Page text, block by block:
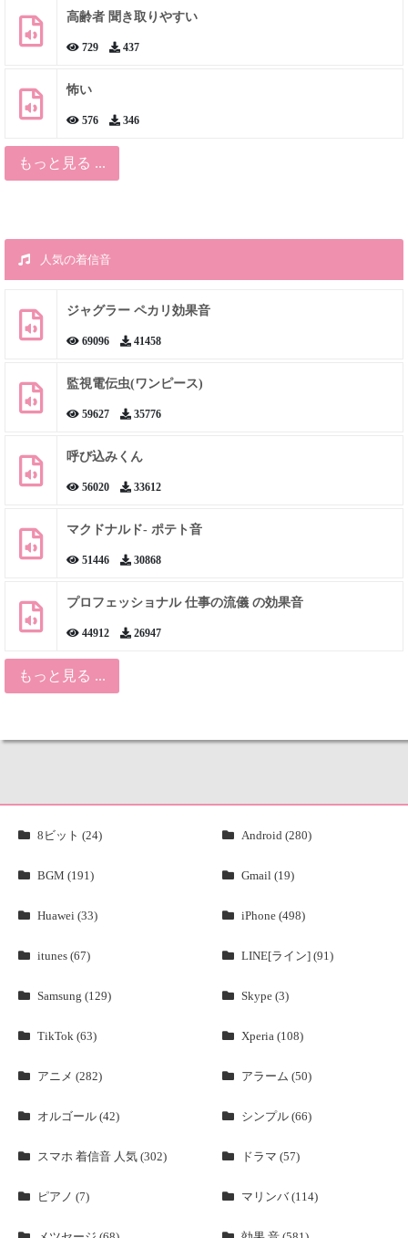
高齢者 聞き取りやすい
729 437
怖い
576 346
もっと見る ...
人気の着信音
ジャグラー ペカリ効果音
69096 41458
監視電伝虫(ワンピース)
59627 35776
呼び込みくん
56020 33612
マクドナルド- ポテト音
51446 30868
プロフェッショナル 仕事の流儀 の効果音
44912 26947
もっと見る ...
8ビット (24) Android (280)
BGM (191) Gmail (19)
Huawei (33) iPhone (498)
itunes (67) LINE[ライン] (91)
Samsung (129) Skype (3)
TikTok (63) Xperia (108)
アニメ (282) アラーム (50)
オルゴール (42) シンプル (66)
スマホ 着信音 人気 (302) ドラマ (57)
ピアノ (7) マリンバ (114)